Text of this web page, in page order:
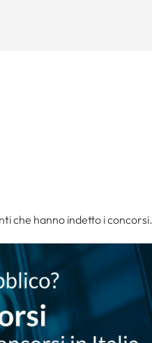
che hanno indetto i concorsi.